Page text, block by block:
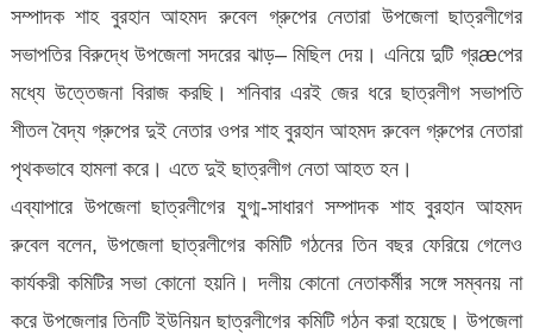
সম্পাদক শাহ বুরহান আহমদ রুবেল গ্রুপের নেতারা উপজেলা ছাত্রলীগের
সভাপতির বিরুদ্ধে উপজেলা সদরের ঝাড়– মিছিল দেয়। এনিয়ে দুটি গ্রæপের
মধ্যে উত্তেজনা বিরাজ করছি। শনিবার এরই জের ধরে ছাত্রলীগ সভাপতি
শীতল বৈদ্য গ্রুপের দুই নেতার ওপর শাহ বুরহান আহমদ রুবেল গ্রুপের নেতারা
পৃথকভাবে হামলা করে। এতে দুই ছাত্রলীগ নেতা আহত হন।
এব্যাপারে উপজেলা ছাত্রলীগের যুগ্ম-সাধারণ সম্পাদক শাহ বুরহান আহমদ
রুবেল বলেন, উপজেলা ছাত্রলীগের কমিটি গঠনের তিন বছর ফেরিয়ে গেলেও
কার্যকরী কমিটির সভা কোনো হয়নি। দলীয় কোনো নেতাকর্মীর সঙ্গে সম্বনয় না
করে উপজেলার তিনটি ইউনিয়ন ছাত্রলীগের কমিটি গঠন করা হয়েছে। উপজেলা